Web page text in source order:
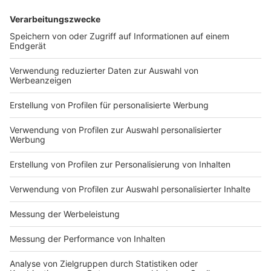
klicken
"Echter deutscher Rapshonig" (2x500g):
klicken*.
Anzeige
Weltbienentag und Nachhaltigkeit
Anzeige
Bienen
stehen symbolisch für ein funktionierendes
Ökosystem – und dafür, wie eng Natur, Landwirtschaft
und unser Alltag miteinander verbunden sind. Ihr
Schutz ist deshalb nicht nur eine Aufgabe für Imker
oder Umweltorganisationen, sondern ein gemeinsames
Thema, das jeden betrifft.